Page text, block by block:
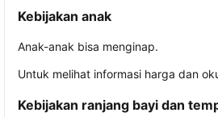
Kebijakan anak
Anak-anak bisa menginap.
Untuk melihat informasi harga dan
Kebijakan ranjang bayi dan